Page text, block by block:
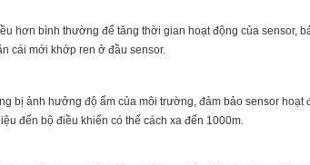
hơn bình thường để tăng thời gian hoạt động của sensor,
cái mới khớp ren ở đầu sensor.
bị ảnh hưởng độ ẩm của môi trường, đảm bảo sensor hoạt
đến bộ điều khiển có thể cách xa đến 1000m.